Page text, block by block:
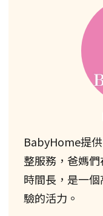
BabyHome提
整服務，爸媽
時間長，是一
驗的活力。